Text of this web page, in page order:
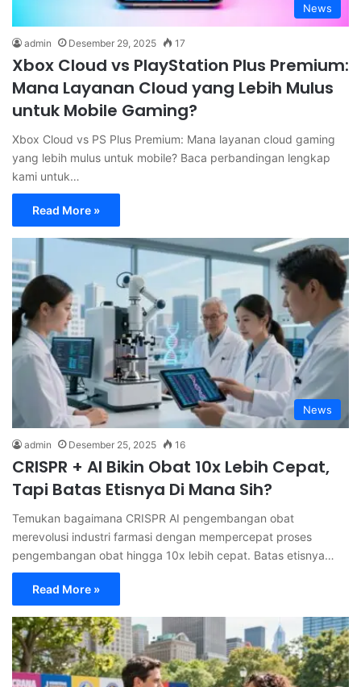
News
admin Desember 29, 2025 17
Xbox Cloud vs PlayStation Plus Premium:
Mana Layanan Cloud yang Lebih Mulus
untuk Mobile Gaming?
Xbox Cloud vs PS Plus Premium: Mana layanan cloud gaming
yang lebih mulus untuk mobile? Baca perbandingan lengkap
kami untuk…
Read More »
News
admin Desember 25, 2025 16
CRISPR + AI Bikin Obat 10x Lebih Cepat,
Tapi Batas Etisnya Di Mana Sih?
Temukan bagaimana CRISPR AI pengembangan obat
merevolusi industri farmasi dengan mempercepat proses
pengembangan obat hingga 10x lebih cepat. Batas etisnya…
Read More »